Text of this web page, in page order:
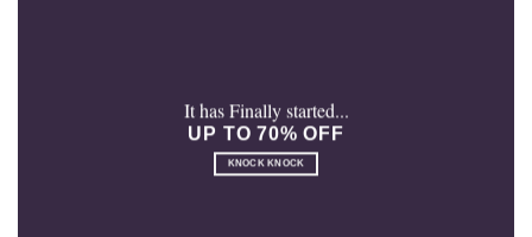
It has Finally started...
UP TO 70% OFF
KNOCK KNOCK